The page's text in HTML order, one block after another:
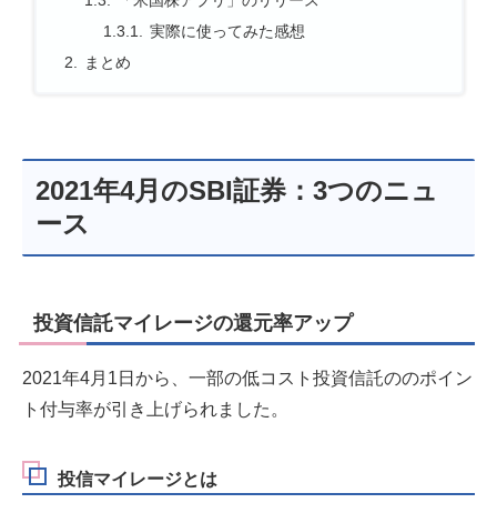
実際に使ってみた感想
まとめ
2021年4月のSBI証券：3つのニュ
ース
投資信託マイレージの還元率アップ
2021年4月1日から、一部の低コスト投資信託ののポイン
ト付与率が引き上げられました。
投信マイレージとは